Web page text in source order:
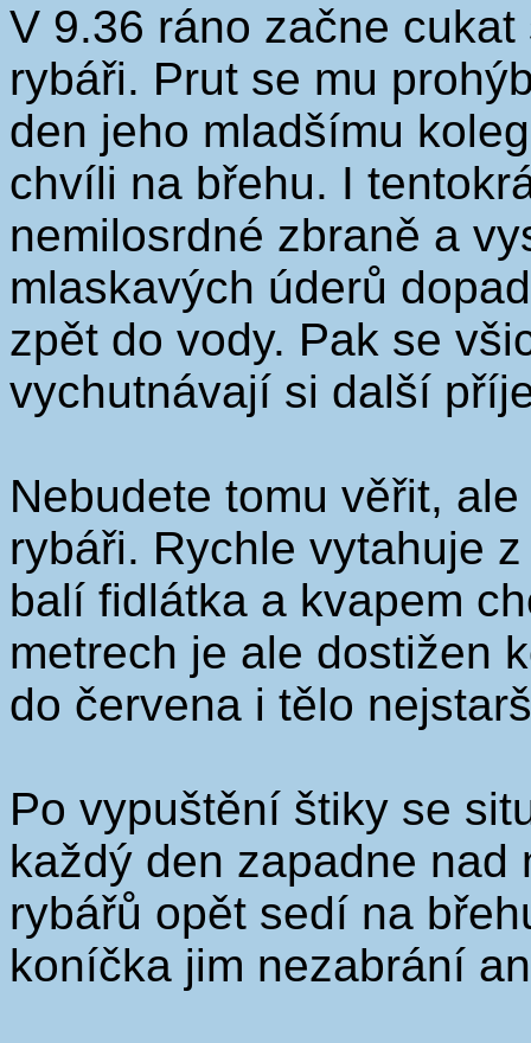
V 9.36 ráno začne
rybáři. Prut se mu
den jeho mladšímu
chvíli na břehu. I
nemilosrdné zbraně a
mlaskavých úderů
zpět do vody. Pak se
vychutnávají si další
Nebudete tomu věřit,
rybáři. Rychle vytahuje
balí fidlátka a kvapem
metrech je ale dostižen
do červena i tělo
Po vypuštění štiky se
každý den zapadne nad
rybářů opět sedí na
koníčka jim nezabrání